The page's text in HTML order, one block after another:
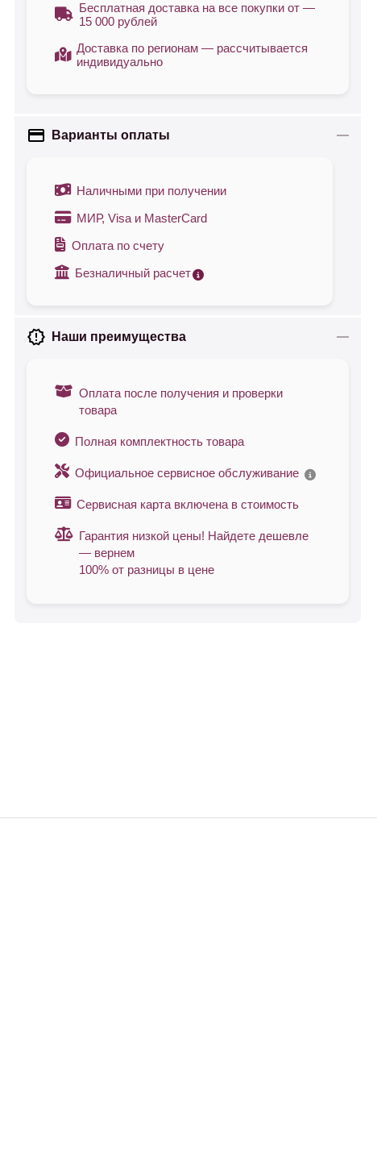
Бесплатная доставка на все покупки от —
15 000 рублей
Доставка по регионам — рассчитывается
индивидуально
Варианты оплаты
Наличными при получении
МИР, Visa и MasterCard
Оплата по счету
Безналичный расчет
Наши преимущества
Оплата после получения и проверки
товара
Полная комплектность товара
Официальное сервисное обслуживание
Сервисная карта включена в стоимость
Гарантия низкой цены! Найдете дешевле
— вернем
100% от разницы в цене